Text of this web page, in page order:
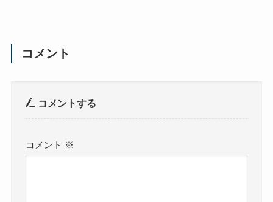
コメント
コメントする
コメント ※